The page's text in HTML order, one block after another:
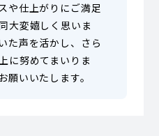
や仕上がりにご満足
大変嬉しく思いま
た声を活かし、さら
に努めてまいりま
願いいたします。